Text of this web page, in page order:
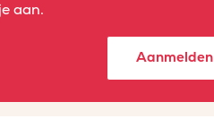
aan.
Aanmelden